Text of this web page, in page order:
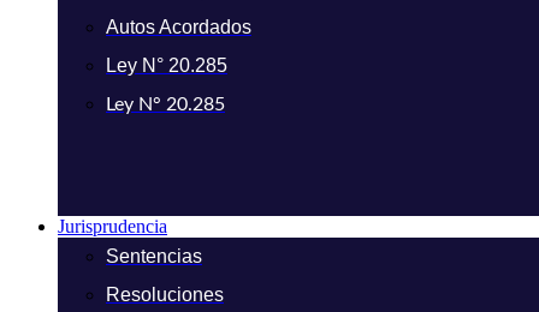
Autos Acordados
Ley N° 20.285
Ley N° 20.285
Jurisprudencia
Sentencias
Resoluciones